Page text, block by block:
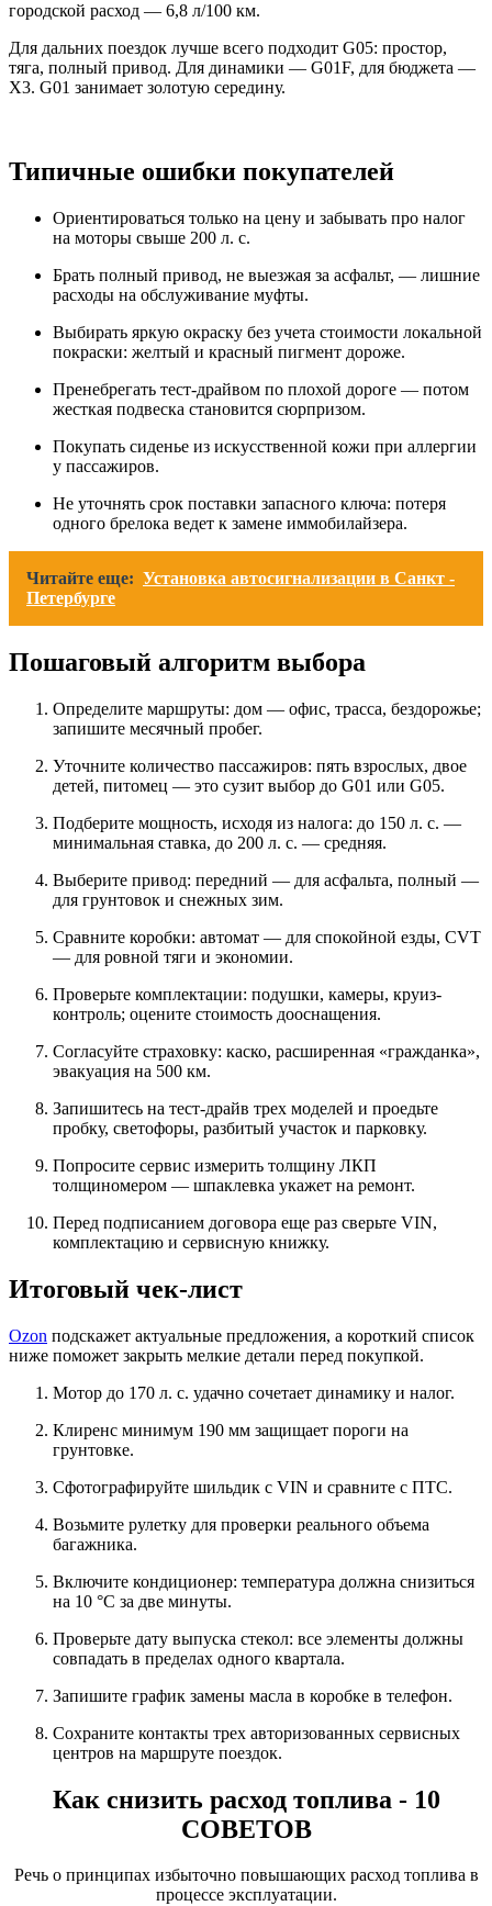
городской расход — 6,8 л/100 км.
Для дальних поездок лучше всего подходит G05: простор,
тяга, полный привод. Для динамики — G01F, для бюджета —
X3. G01 занимает золотую середину.
Типичные ошибки покупателей
Ориентироваться только на цену и забывать про налог
на моторы свыше 200 л. с.
Брать полный привод, не выезжая за асфальт, — лишние
расходы на обслуживание муфты.
Выбирать яркую окраску без учета стоимости локальной
покраски: желтый и красный пигмент дороже.
Пренебрегать тест-драйвом по плохой дороге — потом
жесткая подвеска становится сюрпризом.
Покупать сиденье из искусственной кожи при аллергии
у пассажиров.
Не уточнять срок поставки запасного ключа: потеря
одного брелока ведет к замене иммобилайзера.
Читайте еще: Установка автосигнализации в Санкт -
Петербурге
Пошаговый алгоритм выбора
Определите маршруты: дом — офис, трасса, бездорожье;
запишите месячный пробег.
Уточните количество пассажиров: пять взрослых, двое
детей, питомец — это сузит выбор до G01 или G05.
Подберите мощность, исходя из налога: до 150 л. с. —
минимальная ставка, до 200 л. с. — средняя.
Выберите привод: передний — для асфальта, полный —
для грунтовок и снежных зим.
Сравните коробки: автомат — для спокойной езды, CVT
— для ровной тяги и экономии.
Проверьте комплектации: подушки, камеры, круиз-
контроль; оцените стоимость дооснащения.
Согласуйте страховку: каско, расширенная «гражданка»,
эвакуация на 500 км.
Запишитесь на тест-драйв трех моделей и проедьте
пробку, светофоры, разбитый участок и парковку.
Попросите сервис измерить толщину ЛКП
толщиномером — шпаклевка укажет на ремонт.
Перед подписанием договора еще раз сверьте VIN,
комплектацию и сервисную книжку.
Итоговый чек-лист
Ozon подскажет актуальные предложения, а короткий список
ниже поможет закрыть мелкие детали перед покупкой.
Мотор до 170 л. с. удачно сочетает динамику и налог.
Клиренс минимум 190 мм защищает пороги на
грунтовке.
Сфотографируйте шильдик с VIN и сравните с ПТС.
Возьмите рулетку для проверки реального объема
багажника.
Включите кондиционер: температура должна снизиться
на 10 °C за две минуты.
Проверьте дату выпуска стекол: все элементы должны
совпадать в пределах одного квартала.
Запишите график замены масла в коробке в телефон.
Сохраните контакты трех авторизованных сервисных
центров на маршруте поездок.
Как снизить расход топлива - 10
СОВЕТОВ
Речь о принципах избыточно повышающих расход топлива в
процессе эксплуатации.